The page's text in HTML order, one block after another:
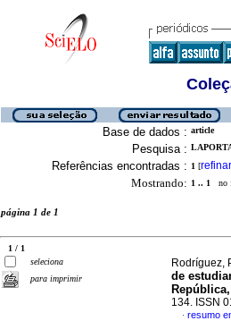
Base de dados : article
Pesquisa :
Referências encontradas : 1 [refinar
Mostrando: 1 .. 1 no
página 1 de 1
1 / 1
seleciona
para imprimir
Rodríguez,
de
134. ISSN
· resumo